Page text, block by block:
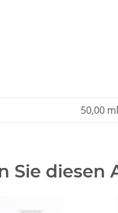
50,00 ml
Sie diesen